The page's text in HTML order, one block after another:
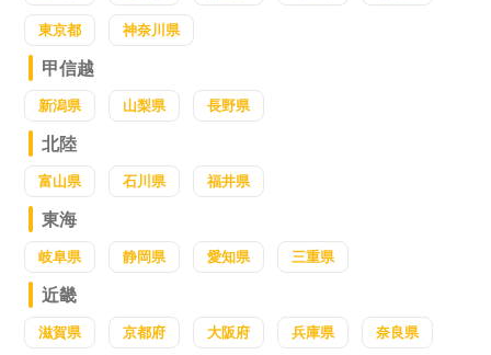
東京都 神奈川県
甲信越
新潟県 山梨県 長野県
北陸
富山県 石川県 福井県
東海
岐阜県 静岡県 愛知県 三重県
近畿
滋賀県 京都府 大阪府 兵庫県 奈良県